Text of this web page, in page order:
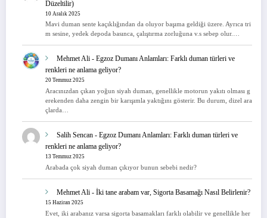
Düzeltilir)
10 Aralık 2025
Mavi duman sente kaçıklığından da oluyor başıma geldiği üzere. Ayrıca tri
m sesine, yedek depoda basınca, çalıştırma zorluğuna v.s sebep olur.…
Mehmet Ali - Egzoz Dumanı Anlamları: Farklı duman türleri ve
renkleri ne anlama geliyor?
20 Temmuz 2025
Aracınızdan çıkan yoğun siyah duman, genellikle motorun yakıtı olması g
erekenden daha zengin bir karışımla yaktığını gösterir. Bu durum, dizel ara
çlarda…
Salih Sencan - Egzoz Dumanı Anlamları: Farklı duman türleri ve
renkleri ne anlama geliyor?
13 Temmuz 2025
Arabada çok siyah duman çıkıyor bunun sebebi nedir?
Mehmet Ali - İki tane arabam var, Sigorta Basamağı Nasıl Belirlenir?
15 Haziran 2025
Evet, iki arabanız varsa sigorta basamakları farklı olabilir ve genellikle her